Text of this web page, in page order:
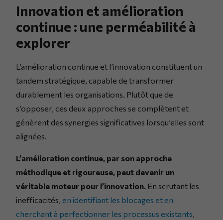
Innovation et amélioration
continue : une perméabilité à
explorer
L’amélioration continue et l’innovation constituent un
tandem stratégique, capable de transformer
durablement les organisations. Plutôt que de
s’opposer, ces deux approches se complètent et
génèrent des synergies significatives lorsqu’elles sont
alignées.
L’amélioration continue, par son approche
méthodique et rigoureuse, peut devenir un
véritable moteur pour l’innovation. En scrutant les
inefficacités, en identifiant les blocages et en
cherchant à perfectionner les processus existants,